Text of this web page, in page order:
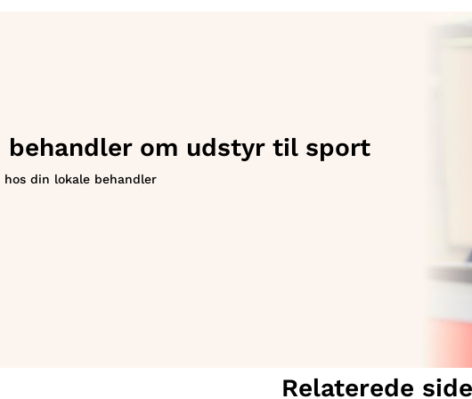
behandler om udstyr til sport
din lokale behandler
Relaterede